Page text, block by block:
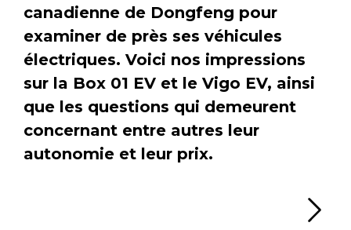
canadienne de Dongfeng pour
examiner de près ses véhicules
électriques. Voici nos impressions
sur la Box 01 EV et le Vigo EV, ainsi
que les questions qui demeurent
concernant entre autres leur
autonomie et leur prix.